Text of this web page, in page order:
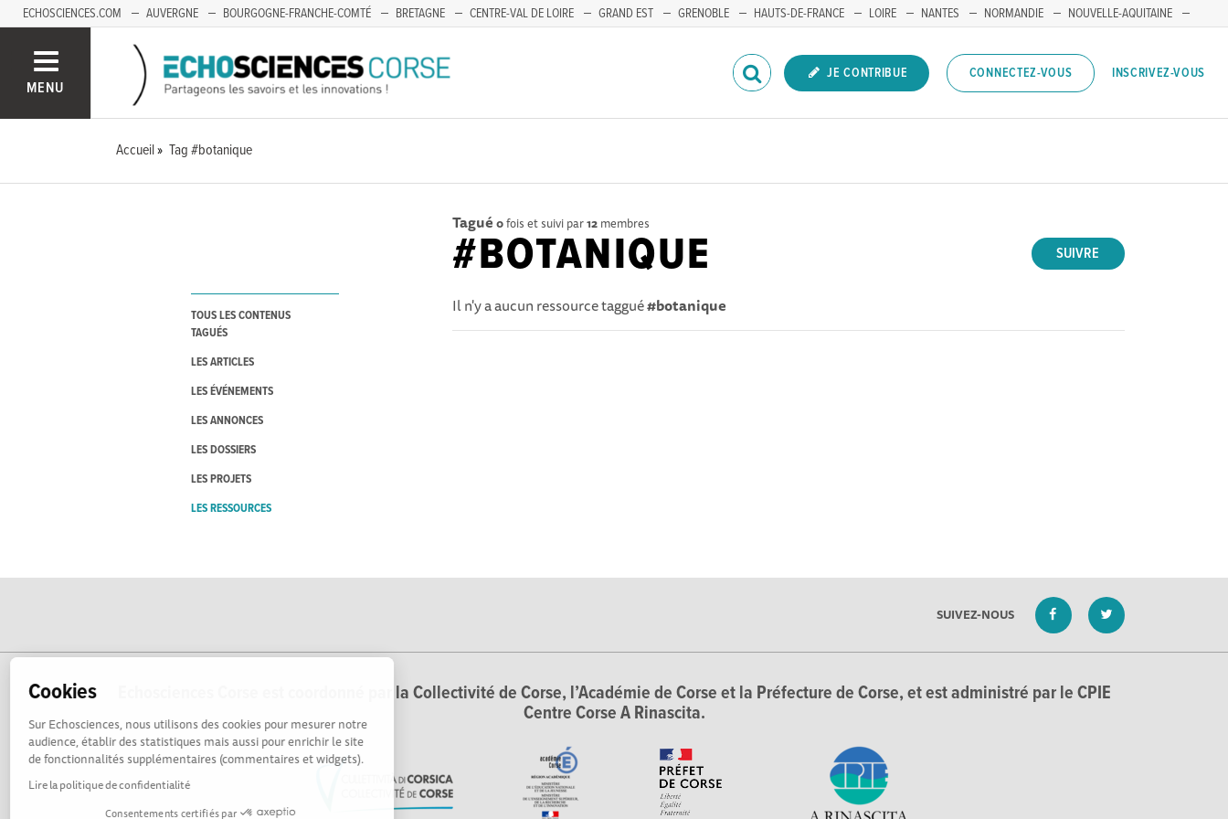
Cookies
Sur Echosciences, nous utilisons des cookies pour mesurer notre
audience, établir des statistiques mais aussi pour enrichir le site
de fonctionnalités supplémentaires (commentaires et widgets).
Lire la politique de confidentialité
Consentements certifiés par
ECHOSCIENCES.COM AUVERGNE BOURGOGNE-FRANCHE-COMTÉ BRETAGNE CENTRE-VAL DE LOIRE GRAND EST GRENOBLE HAUTS-DE-FRANCE LOIRE NANTES NORMANDIE
NOUVELLE-AQUITAINE
MENU
JE CONTRIBUE CONNECTEZ-VOUS INSCRIVEZ-VOUS
Accueil Tag #botanique
TOUS LES CONTENUS
TAGUÉS
LES ARTICLES
LES ÉVÉNEMENTS
LES ANNONCES
LES DOSSIERS
LES PROJETS
LES RESSOURCES
Tagué 0fois et suivi par12 membres
SUIVRE
#BOTANIQUE
Il n'y a aucun ressource taggué#botanique
SUIVEZ-NOUS
Echosciences Corse est coordonné par la Collectivité de Corse, l’Académie de Corse et la Préfecture de Corse, et est administré par le CPIE
Centre Corse A Rinascita.